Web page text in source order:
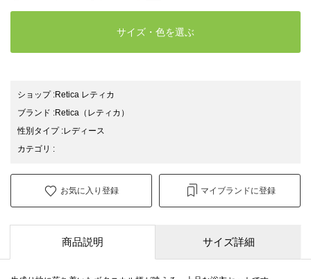
サイズ・色を選ぶ
ショップ:Retica レティカ
ブランド :Retica （レティカ）
性別タイプ:レディース
カテゴリ :
お気に入り登録 マイブランドに登録
商品説明 サイズ詳細